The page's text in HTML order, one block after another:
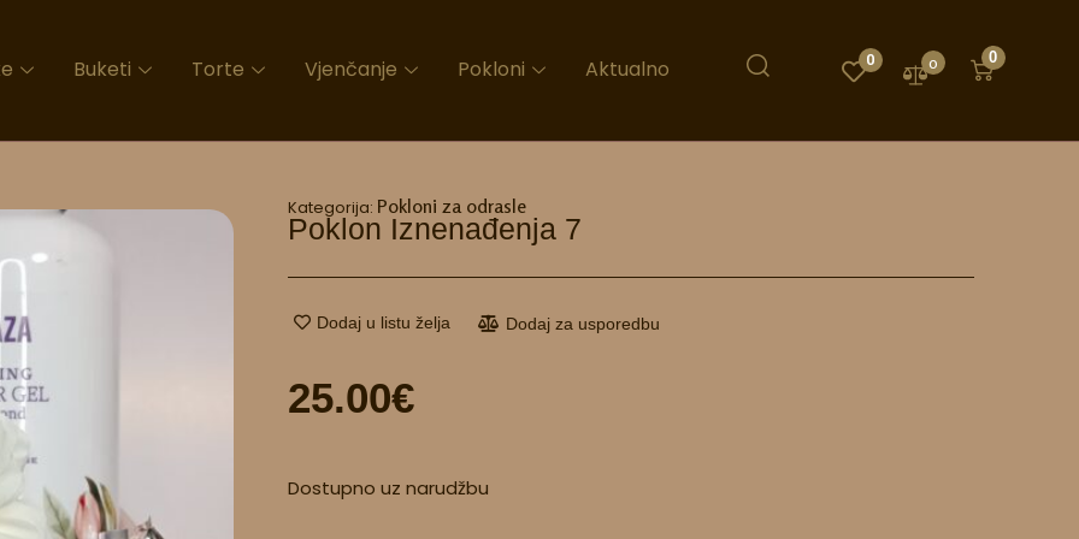
Buketi Torte Vjenčanje Pokloni Aktualno 0 0 0
Kategorija: Pokloni za odrasle
Poklon Iznenađenja 7
Dodaj u listu želja Dodaj za usporedbu
25.00€
Dostupno uz narudžbu
iznenađenja